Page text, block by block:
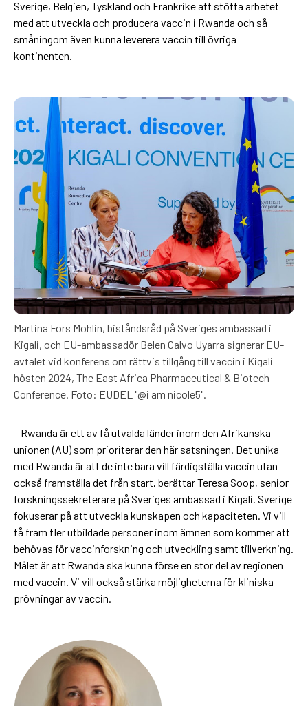
Sverige, Belgien, Tyskland och Frankrike att stötta arbetet
med att utveckla och producera vaccin i Rwanda och så
småningom även kunna leverera vaccin till övriga
kontinenten.
Martina Fors Mohlin, biståndsråd på Sveriges ambassad i
Kigali, och EU-ambassadör Belen Calvo Uyarra signerar EU-
avtalet vid konferens om rättvis tillgång till vaccin i Kigali
hösten 2024, The East Africa Pharmaceutical & Biotech
Conference. Foto: EUDEL "@i am nicole5".
– Rwanda är ett av få utvalda länder inom den Afrikanska
unionen (AU) som prioriterar den här satsningen. Det unika
med Rwanda är att de inte bara vill färdigställa vaccin utan
också framställa det från start, berättar Teresa Soop, senior
forskningssekreterare på Sveriges ambassad i Kigali. Sverige
fokuserar på att utveckla kunskapen och kapaciteten. Vi vill
få fram fler utbildade personer inom ämnen som kommer att
behövas för vaccinforskning och utveckling samt tillverkning.
Målet är att Rwanda ska kunna förse en stor del av regionen
med vaccin. Vi vill också stärka möjligheterna för kliniska
prövningar av vaccin.